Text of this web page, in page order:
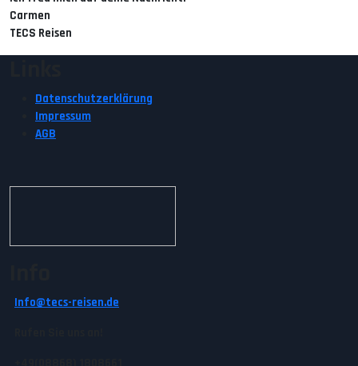
Carmen
TECS Reisen
Datenschutzerklärung
Impressum
AGB
Info@tecs-reisen.de